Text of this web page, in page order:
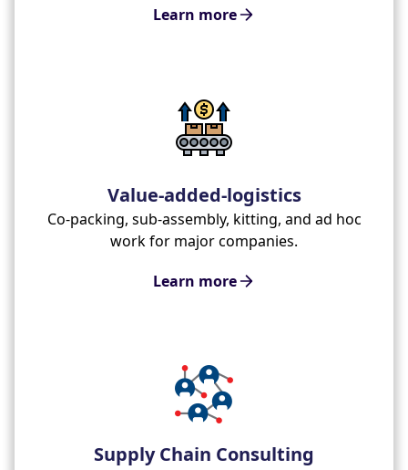
Learn more
Value-added-logistics
Co-packing, sub-assembly, kitting, and ad hoc
work for major companies.
Learn more
Supply Chain Consulting